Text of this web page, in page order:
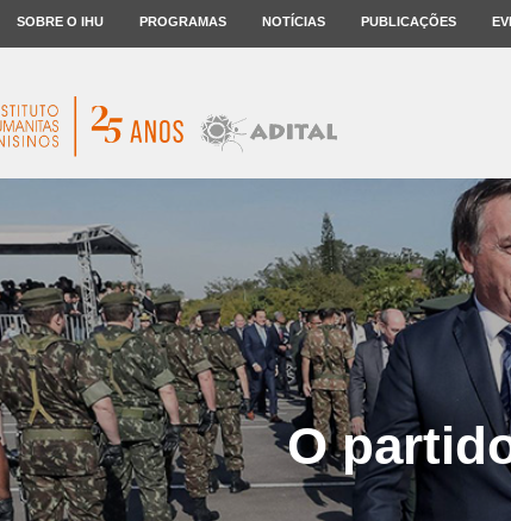
SOBRE O IHU PROGRAMAS NOTÍCIAS PUBLICAÇÕES
O